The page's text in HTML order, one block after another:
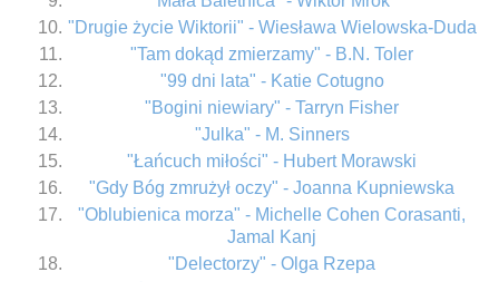
"Drugie życie Wiktorii" - Wiesława Wielowska-Duda
"Tam dokąd zmierzamy" - B.N. Toler
"99 dni lata" - Katie Cotugno
"Bogini niewiary" - Tarryn Fisher
"Julka" - M. Sinners
"Łańcuch miłości" - Hubert Morawski
"Gdy Bóg zmrużył oczy" - Joanna Kupniewska
"Oblubienica morza" - Michelle Cohen Corasanti,
Jamal Kanj
"Delectorzy" - Olga Rzepa